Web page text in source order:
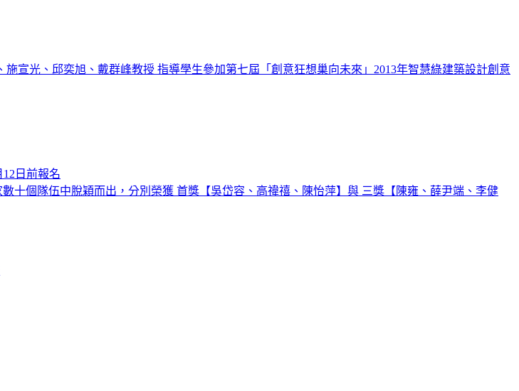
施宣光、邱奕旭、戴群峰教授 指導學生參加第七屆「創意狂想巢向未來」2013年智慧綠建築設計創意
日前報名
十個隊伍中脫穎而出，分別榮獲 首獎【吳岱容、高禕禧、陳怡萍】與 三獎【陳雍、薛尹端、李健